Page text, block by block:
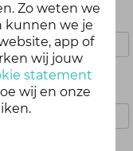
Zo weten we
kunnen we je
app of
wij jouw
statement
wij en onze